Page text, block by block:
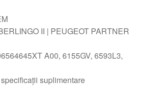
II | PEUGEOT PARTNER
A00, 6155GV, 6593L3,
suplimentare